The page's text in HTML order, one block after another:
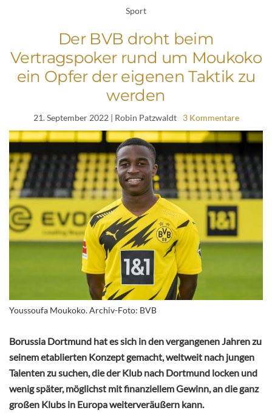
Sport
Der BVB droht beim
Vertragspoker rund um Moukoko
ein Opfer der eigenen Taktik zu
werden
21. September 2022| Robin Patzwaldt 3 Kommentare
Youssoufa Moukoko. Archiv-Foto: BVB
Borussia Dortmund hat es sich in den vergangenen Jahren zu
seinem etablierten Konzept gemacht, weltweit nach jungen
Talenten zu suchen, die der Klub nach Dortmund locken und
wenig später, möglichst mit finanziellem Gewinn, an die ganz
großen Klubs in Europa weiterveräußern kann.